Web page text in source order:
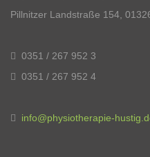
Pillnitzer Landstraße 154,
0351 / 267 952 3
0351 / 267 952 4
info@physiotherapie-